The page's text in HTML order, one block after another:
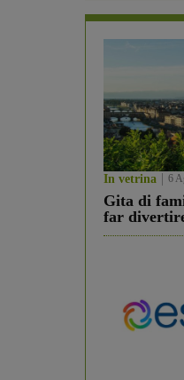
In vetrina 6
Gita di
far